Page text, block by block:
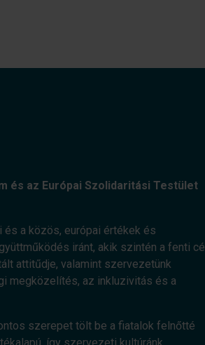
és az Európai Szolidaritási Testület
és a közös, európai értékek és
iránt, akik szintén a fenti cél
attitűdje, valamint szervezetünk
megközelítés, az inkluzivitás és a
szerepet tölt be a fiatalok felnőtté